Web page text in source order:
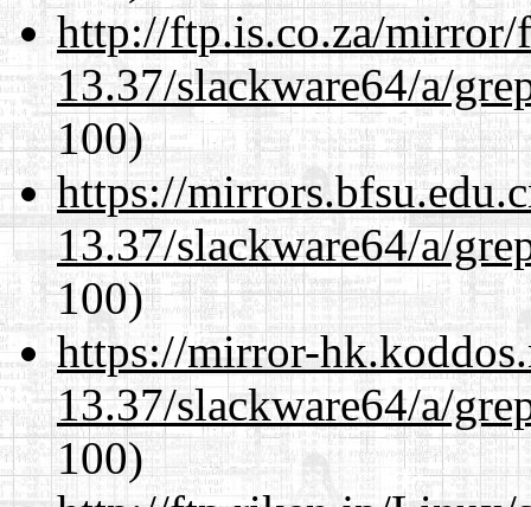
http://ftp.is.co.za/mirror/
13.37/slackware64/a/
100)
https://
13.37/slackware64/a/
100)
https://mirror-
13.37/slackware64/a/
100)